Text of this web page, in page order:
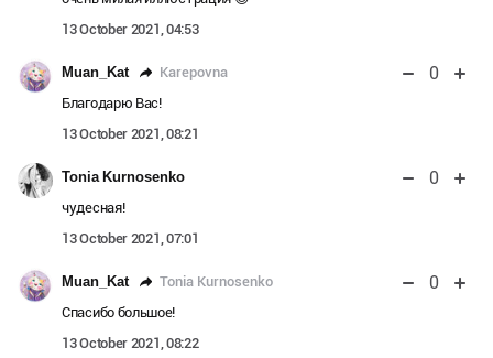
13 October 2021, 04:53
Muan_Kat Karepovna 0
Благодарю Вас!
13 October 2021, 08:21
Tonia Kurnosenko 0
чудесная!
13 October 2021, 07:01
Muan_Kat Tonia Kurnosenko 0
Спасибо большое!
13 October 2021, 08:22